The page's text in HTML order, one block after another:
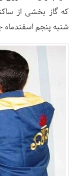
که گاز بخشی از
شنبه پنجم